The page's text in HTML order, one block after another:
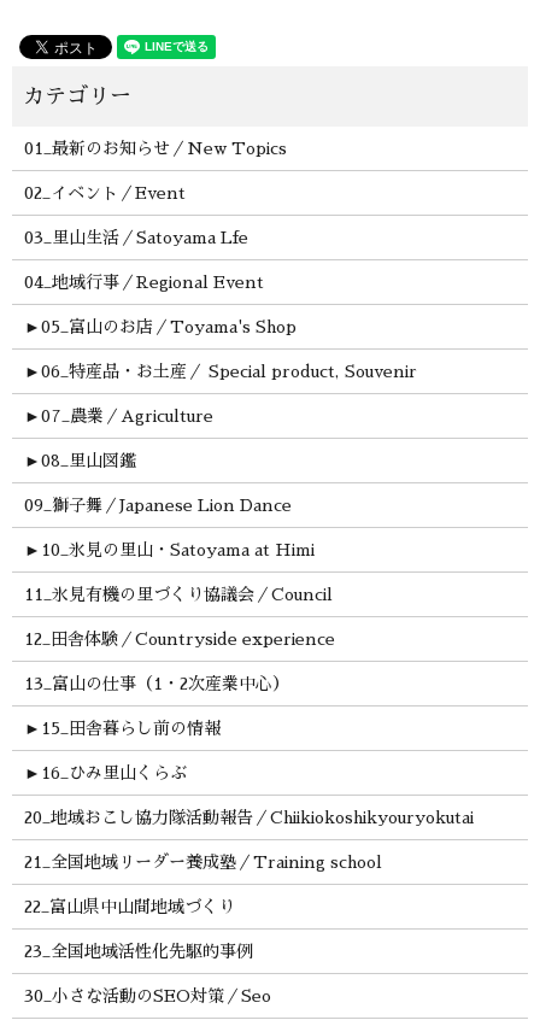
01_最新のお知らせ／New Topics
02_イベント／Event
03_里山生活／Satoyama Lfe
04_地域行事／Regional Event
► 05_富山のお店／Toyama's Shop
► 06_特産品・お土産／ Special product, Souvenir
► 07_農業／Agriculture
► 08_里山図鑑
09_獅子舞／Japanese Lion Dance
► 10_氷見の里山・Satoyama at Himi
11_氷見有機の里づくり協議会／Council
12_田舎体験／Countryside experience
13_富山の仕事（1・2次産業中心）
► 15_田舎暮らし前の情報
► 16_ひみ里山くらぶ
20_地域おこし協力隊活動報告／Chiikiokoshikyouryokutai
21_全国地域リーダー養成塾／Training school
22_富山県中山間地域づくり
23_全国地域活性化先駆的事例
30_小さな活動のSEO対策／Seo